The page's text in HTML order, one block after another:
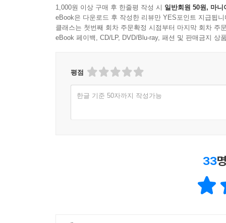
1,000원 이상 구매 후 한줄평 작성 시 일반회원 50원, 마니
eBook은 다운로드 후 작성한 리뷰만 YES포인트 지급됩니
클래스는 첫번째 회차 주문확정 시점부터 마지막 회차 주
eBook 페이백, CD/LP, DVD/Blu-ray, 패션 및 판매금지 상
평점
한글 기준 50자까지 작성가능
33